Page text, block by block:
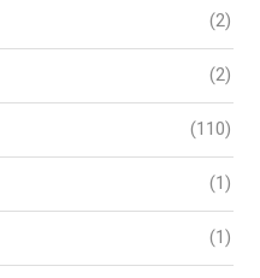
(2)
(2)
(110)
(1)
(1)